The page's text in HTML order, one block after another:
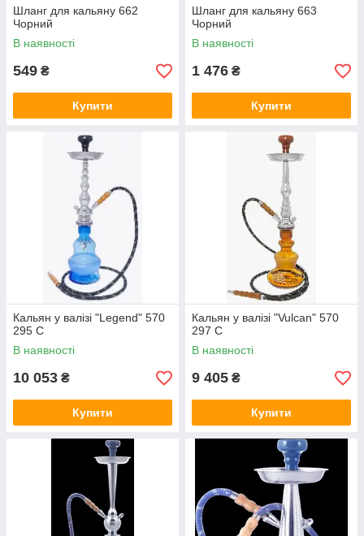
Шланг для кальяну 662
Чорний
В наявності
549 ₴
Купити
Шланг для кальяну 663
Чорний
В наявності
1 476 ₴
Купити
Кальян у валізі "Legend" 570
295 C
В наявності
10 053 ₴
Купити
Кальян у валізі "Vulcan" 570
297 C
В наявності
9 405 ₴
Купити